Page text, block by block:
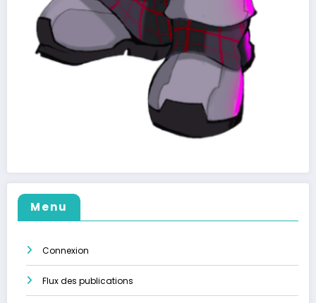
Menu
Connexion
Flux des publications